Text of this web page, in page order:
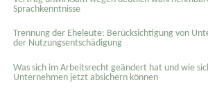
Sprachkenntnisse
Trennung der Eheleute: Berücksichtigung von
der Nutzungsentschädigung
Was sich im Arbeitsrecht geändert hat und wie
Unternehmen jetzt absichern können